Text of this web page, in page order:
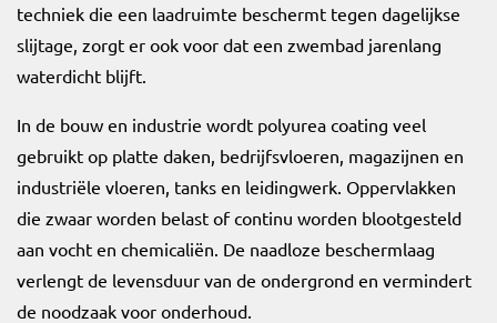
techniek die een laadruimte beschermt tegen dagelijkse
slijtage, zorgt er ook voor dat een zwembad jarenlang
waterdicht blijft.
In de bouw en industrie wordt polyurea coating veel
gebruikt op platte daken, bedrijfsvloeren, magazijnen en
industriële vloeren, tanks en leidingwerk. Oppervlakken
die zwaar worden belast of continu worden blootgesteld
aan vocht en chemicaliën. De naadloze beschermlaag
verlengt de levensduur van de ondergrond en vermindert
de noodzaak voor onderhoud.